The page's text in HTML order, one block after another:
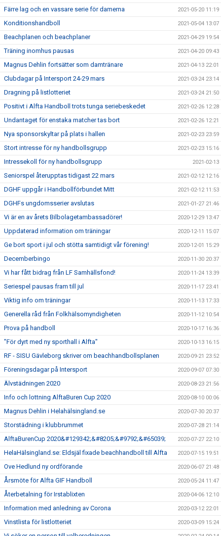
Färre lag och en vassare serie för damerna 2021-05-20 11:19
Konditionshandboll 2021-05-04 13:07
Beachplanen och beachplaner 2021-04-29 19:54
Träning inomhus pausas 2021-04-20 09:43
Magnus Dehlin fortsätter som damtränare 2021-04-13 22:01
Clubdagar på Intersport 24-29 mars 2021-03-24 23:14
Dragning på listlotteriet 2021-03-24 21:50
Positivt i Alfta Handboll trots tunga seriebeskedet 2021-02-26 12:28
Undantaget för enstaka matcher tas bort 2021-02-26 12:21
Nya sponsorskyltar på plats i hallen 2021-02-23 23:59
Stort intresse för ny handbollsgrupp 2021-02-23 15:16
Intressekoll för ny handbollsgrupp 2021-02-13
Seniorspel återupptas tidigast 22 mars 2021-02-12 12:16
DGHF uppgår i Handbollförbundet Mitt 2021-02-12 11:53
DGHFs ungdomsserier avslutas 2021-01-27 21:46
Vi är en av årets Bilbolagetambassadörer! 2020-12-29 13:47
Uppdaterad information om träningar 2020-12-11 15:07
Ge bort sport i jul och stötta samtidigt vår förening! 2020-12-01 15:29
Decemberbingo 2020-11-30 20:37
Vi har fått bidrag från LF Samhällsfond! 2020-11-24 13:39
Seriespel pausas fram till jul 2020-11-17 23:41
Viktig info om träningar 2020-11-13 17:33
Generella råd från Folkhälsomyndigheten 2020-11-12 10:54
Prova på handboll 2020-10-17 16:36
"För dyrt med ny sporthall i Alfta" 2020-10-13 16:15
RF - SISU Gävleborg skriver om beachhandbollsplanen 2020-09-21 23:52
Föreningsdagar på Intersport 2020-09-07 07:30
Älvstädningen 2020 2020-08-23 21:56
Info och lottning AlftaBuren Cup 2020 2020-08-10 00:06
Magnus Dehlin i Helahälsingland.se 2020-07-30 20:37
Storstädning i klubbrummet 2020-07-28 21:14
AlftaBurenCup 2020&#129342;&#8205;&#9792;&#65039; 2020-07-27 22:10
HelaHälsingland.se: Eldsjäl fixade beachhandboll till Alfta 2020-07-15 19:51
Ove Hedlund ny ordförande 2020-06-07 21:48
Årsmöte för Alfta GIF Handboll 2020-05-24 11:47
Återbetalning för Irstablixten 2020-04-06 12:10
Information med anledning av Corona 2020-03-12 22:01
Vinstlista för listlotteriet 2020-03-09 15:24